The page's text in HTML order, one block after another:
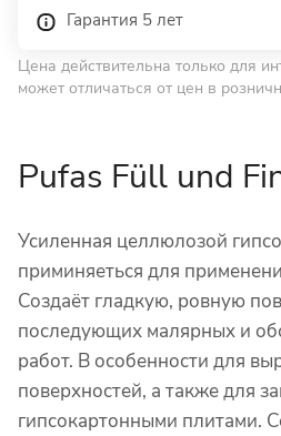
Гарантия 5 лет
Цена действительна только для
может отличаться от цен в
Pufas Füll und
Усиленная целлюлозой
приминяеться для
Создаёт гладкую, ровную
последующих малярных и
работ. В особенности для
поверхностей, а также для
гипсокартонными плитами.